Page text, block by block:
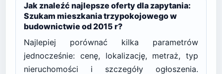
Jak znaleźć najlepsze oferty dla zapytania:
Szukam mieszkania trzypokojowego w
budownictwie od 2015 r?
Najlepiej porównać kilka parametrów
jednocześnie: cenę, lokalizację, metraż, typ
nieruchomości i szczegóły ogłoszenia.